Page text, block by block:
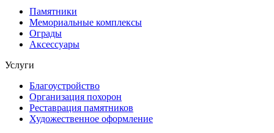
Памятники
Мемориальные комплексы
Ограды
Аксессуары
Услуги
Благоустройство
Организация похорон
Реставрация памятников
Художественное оформление